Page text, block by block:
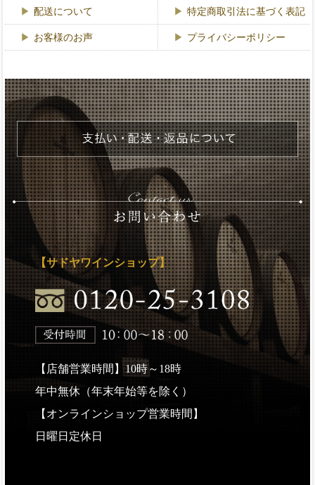
配送について 特定商取引法に基づく表記
お客様のお声 プライバシーポリシー
【サドヤワインショップ】
【店舗営業時間】10時～18時
年中無休（年末年始等を除く）
【オンラインショップ営業時間】
日曜日定休日